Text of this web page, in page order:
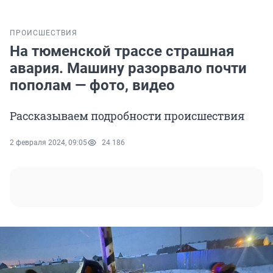
ПРОИСШЕСТВИЯ
На тюменской трассе страшная
авария. Машину разорвало почти
пополам — фото, видео
Рассказываем подробности происшествия
2 февраля 2024, 09:05 24 186